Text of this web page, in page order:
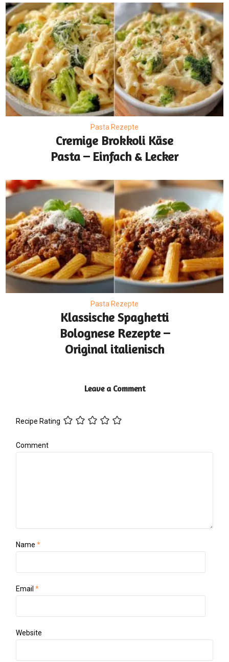
Pasta Rezepte
Cremige Brokkoli Käse
Pasta – Einfach & Lecker
Pasta Rezepte
Klassische Spaghetti
Bolognese Rezepte –
Original italienisch
Leave a Comment
Recipe Rating
Comment
Name*
Email*
Website